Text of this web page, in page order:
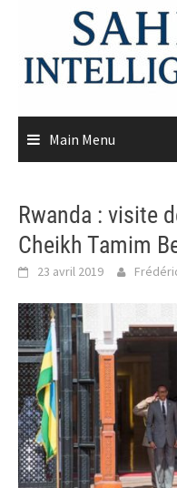
content
Main Menu
Rwanda : visite
Cheikh Tamim
23 avril 2019